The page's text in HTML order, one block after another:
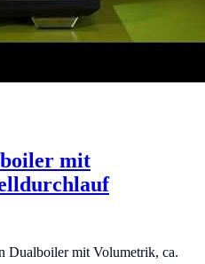
mit
Dualboiler mit Volumetrik, ca.